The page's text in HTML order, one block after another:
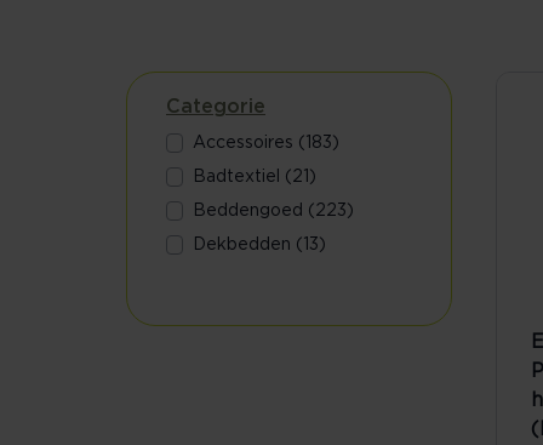
Categorie
Accessoires (183)
Badtextiel (21)
Beddengoed (223)
Dekbedden (13)